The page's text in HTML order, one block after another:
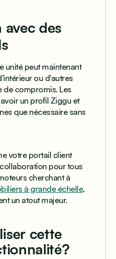
des
unité peut maintenant
ou d'autres
de compromis. Les
un profil Ziggu et
que nécessaire sans
votre portail client
pour tous
cherchant à
à grande échelle,
un atout majeur.
cette